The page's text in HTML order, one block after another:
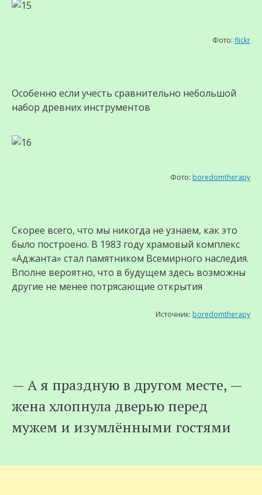
Фото: flickr
Особенно если учесть сравнительно небольшой
набор древних инструментов
Фото: boredomtherapy
Скорее всего, что мы никогда не узнаем, как это
было построено. В 1983 году храмовый комплекс
«Аджанта» стал памятником Всемирного наследия.
Вполне вероятно, что в будущем здесь возможны
другие не менее потрясающие открытия
Источник: boredomtherapy
— А я праздную в другом месте, —
жена хлопнула дверью перед
мужем и изумлёнными гостями